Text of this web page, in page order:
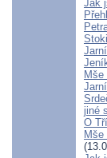
Jak
jiné
O